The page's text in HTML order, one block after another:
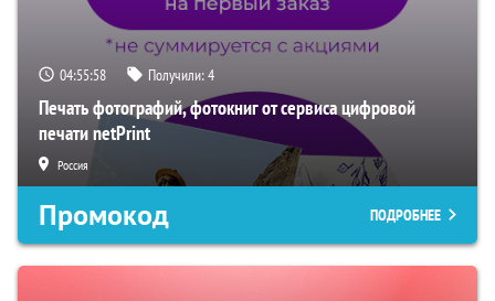
04:55:57 Получили:4
Печать фотографий, фотокниг от сервиса цифровой
печати netPrint
Россия
Промокод ПОДРОБНЕЕ